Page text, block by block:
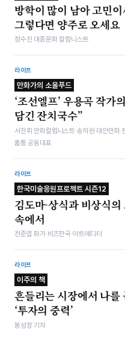
방학이 많이 남아 고민이
그렇다면 양주로 오세요
정수진 대중문화 칼럼니스트
라이프
만화가의 소울푸드
‘조선엘프’ 우용곡 작가
담긴 잔치국수”
서찬휘 만화칼럼니스트·송하원 대안만화
홈통 공동대표
라이프
한국미술응원프로젝트 시즌12
김도마-상식과 비상식의
속에서
전준엽 화가·비즈한국 아트에디터
라이프
이주의 책
흔들리는 시장에서 나를
‘투자의 중력’
봉성창 기자